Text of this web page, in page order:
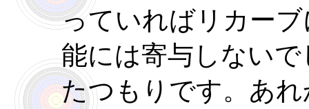
っていればリカー
能には寄与しない
たつもりです。あ